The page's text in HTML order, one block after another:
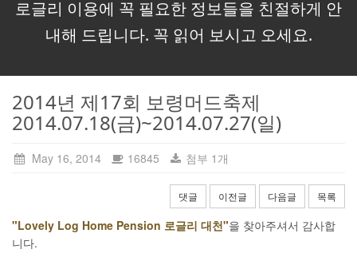
로글리 이용에 꼭 필요한 정보들을 친절하게 안
내해 드립니다. 꼭 읽어 보시고 오세요.
2014년 제17회 보령머드축제
2014.07.18(금)~2014.07.27(일)
May 16, 2014 16845 첨부 1개
댓글 이전글 다음글 목록
"Lovely Log Home Pension 로글리 대천"을 찾아주셔서 감사합
니다.